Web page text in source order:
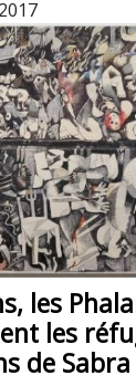
les
les
de